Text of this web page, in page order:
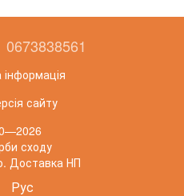
0673838561
сайту
сходу
Доставка НП
Рус